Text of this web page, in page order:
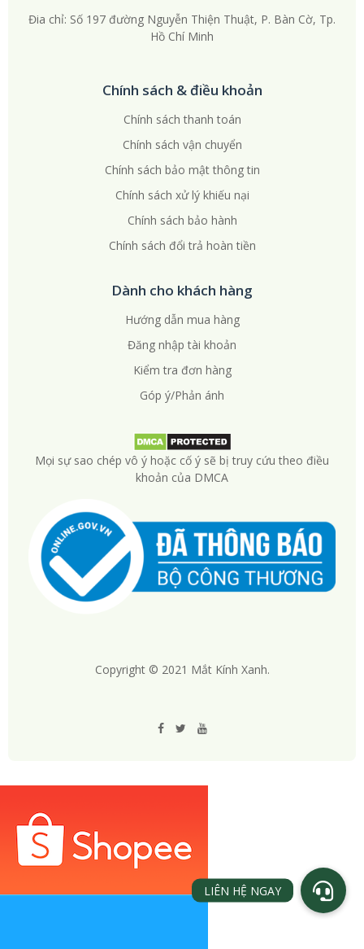
Đia chỉ: Số 197 đường Nguyễn Thiện Thuật, P. Bàn Cờ, Tp.
Hồ Chí Minh
Chính sách & điều khoản
Chính sách thanh toán
Chính sách vận chuyển
Chính sách bảo mật thông tin
Chính sách xử lý khiếu nại
Chính sách bảo hành
Chính sách đổi trả hoàn tiền
Dành cho khách hàng
Hướng dẫn mua hàng
Đăng nhập tài khoản
Kiểm tra đơn hàng
Góp ý/Phản ánh
Mọi sự sao chép vô ý hoặc cố ý sẽ bị truy cứu theo điều
khoản của DMCA
Copyright © 2021 Mắt Kính Xanh.